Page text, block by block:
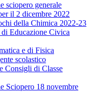
sciopero generale
il 2 dicembre 2022
della Chimica 2022-23
Educazione Civica
e di Fisica
scolastico
Consigli di Classe
Sciopero 18 novembre